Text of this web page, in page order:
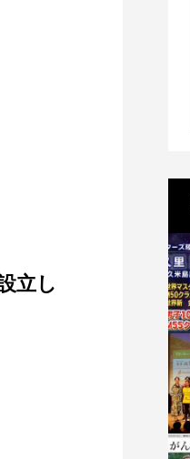
立し